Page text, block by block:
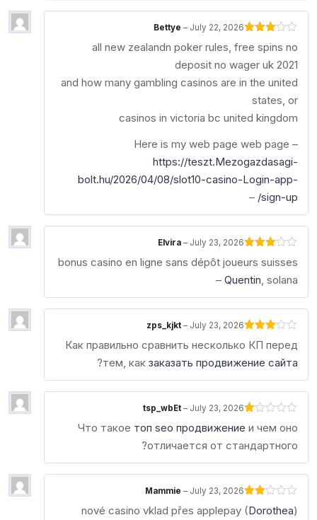
3out
of 5
Bettye– July 22, 2026
all new zealandn poker rules, free spins no
deposit no wager uk 2021
and how many gambling casinos are in the united
states, or
casinos in victoria bc united kingdom
Here is my web page web page –
https://teszt.Mezogazdasagi-
bolt.hu/2026/04/08/slot10-casino-Login-app-
sign-up/
–
3 out
Elvira– July 23, 2026
bonus casino en ligne sans dépôt joueurs suisses
– Quentin , solana
3 out
zps_kjkt– July 23, 2026
Как правильно сравнить несколько КП перед
тем, как заказать продвижение сайта
?
1
of
5
tsp_wbEt– July 23, 2026
Что такое топ seo продвижение и чем оно
отличается от стандартного?
Rated
2
Mammie– July 23, 2026
nové casino vklad přes applepay (Dorothea)